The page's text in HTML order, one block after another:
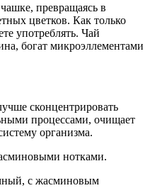
превращаясь в
цветков. Как только
употреблять. Чай
богат микроэллементами
сконцентрировать
процессами, очищает
организма.
нотками.
с жасминовым